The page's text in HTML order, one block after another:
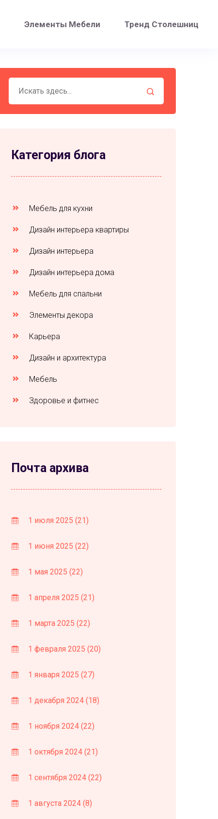
Элементы Мебели Тренд Столешниц
Категория блога
Мебель для кухни
Дизайн интерьера квартиры
Дизайн интерьера
Дизайн интерьера дома
Мебель для спальни
Элементы декора
Карьера
Дизайн и архитектура
Мебель
Здоровье и фитнес
Почта архива
1 июля 2025 (21)
1 июня 2025 (22)
1 мая 2025 (22)
1 апреля 2025 (21)
1 марта 2025 (22)
1 февраля 2025 (20)
1 января 2025 (27)
1 декабря 2024 (18)
1 ноября 2024 (22)
1 октября 2024 (21)
1 сентября 2024 (22)
1 августа 2024 (8)